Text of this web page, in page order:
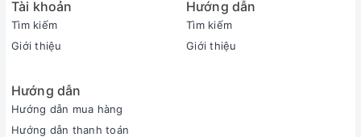
sau đó mới cắm vào thiêt bị) để qua được giai đoạn khởi
- Nếu Quý khách có thắc mắc về sản phẩm vui lòng inbox để
Tài khoản
Tìm kiếm
Giới thiệu
Hướng dẫn
Tìm kiếm
Giới thiệu
Hướng dẫn
Hướng dẫn mua hàng
Hướng dẫn thanh toán